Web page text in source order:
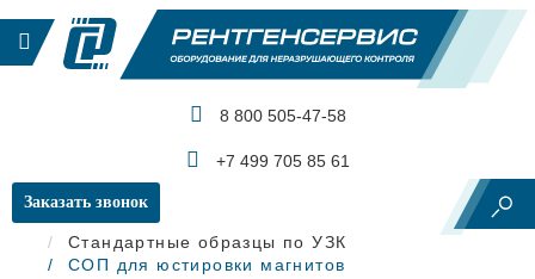
8 800 505-47-58
+7 499 705 85 61
Заказать звонок
Главная
Ультразвуковой контроль
Стандартные образцы по УЗК
СОП для юстировки магнитов